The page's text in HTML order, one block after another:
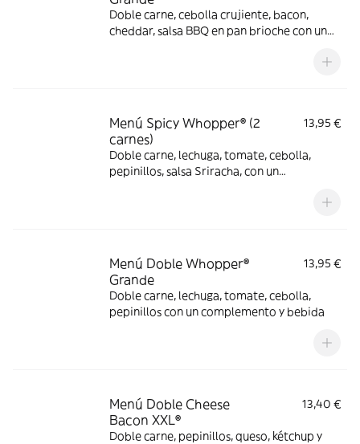
Doble carne, cebolla crujiente, bacon,
cheddar, salsa BBQ en pan brioche con un
Menú Spicy Whopper® (2
carnes)
13,95 €
Doble carne, lechuga, tomate, cebolla,
pepinillos, salsa Sriracha, con un
Menú Doble Whopper®
Grande
13,95 €
Doble carne, lechuga, tomate, cebolla,
pepinillos con un complemento y bebida
Menú Doble Cheese
Bacon XXL®
13,40 €
Doble carne, pepinillos, queso, kétchup y